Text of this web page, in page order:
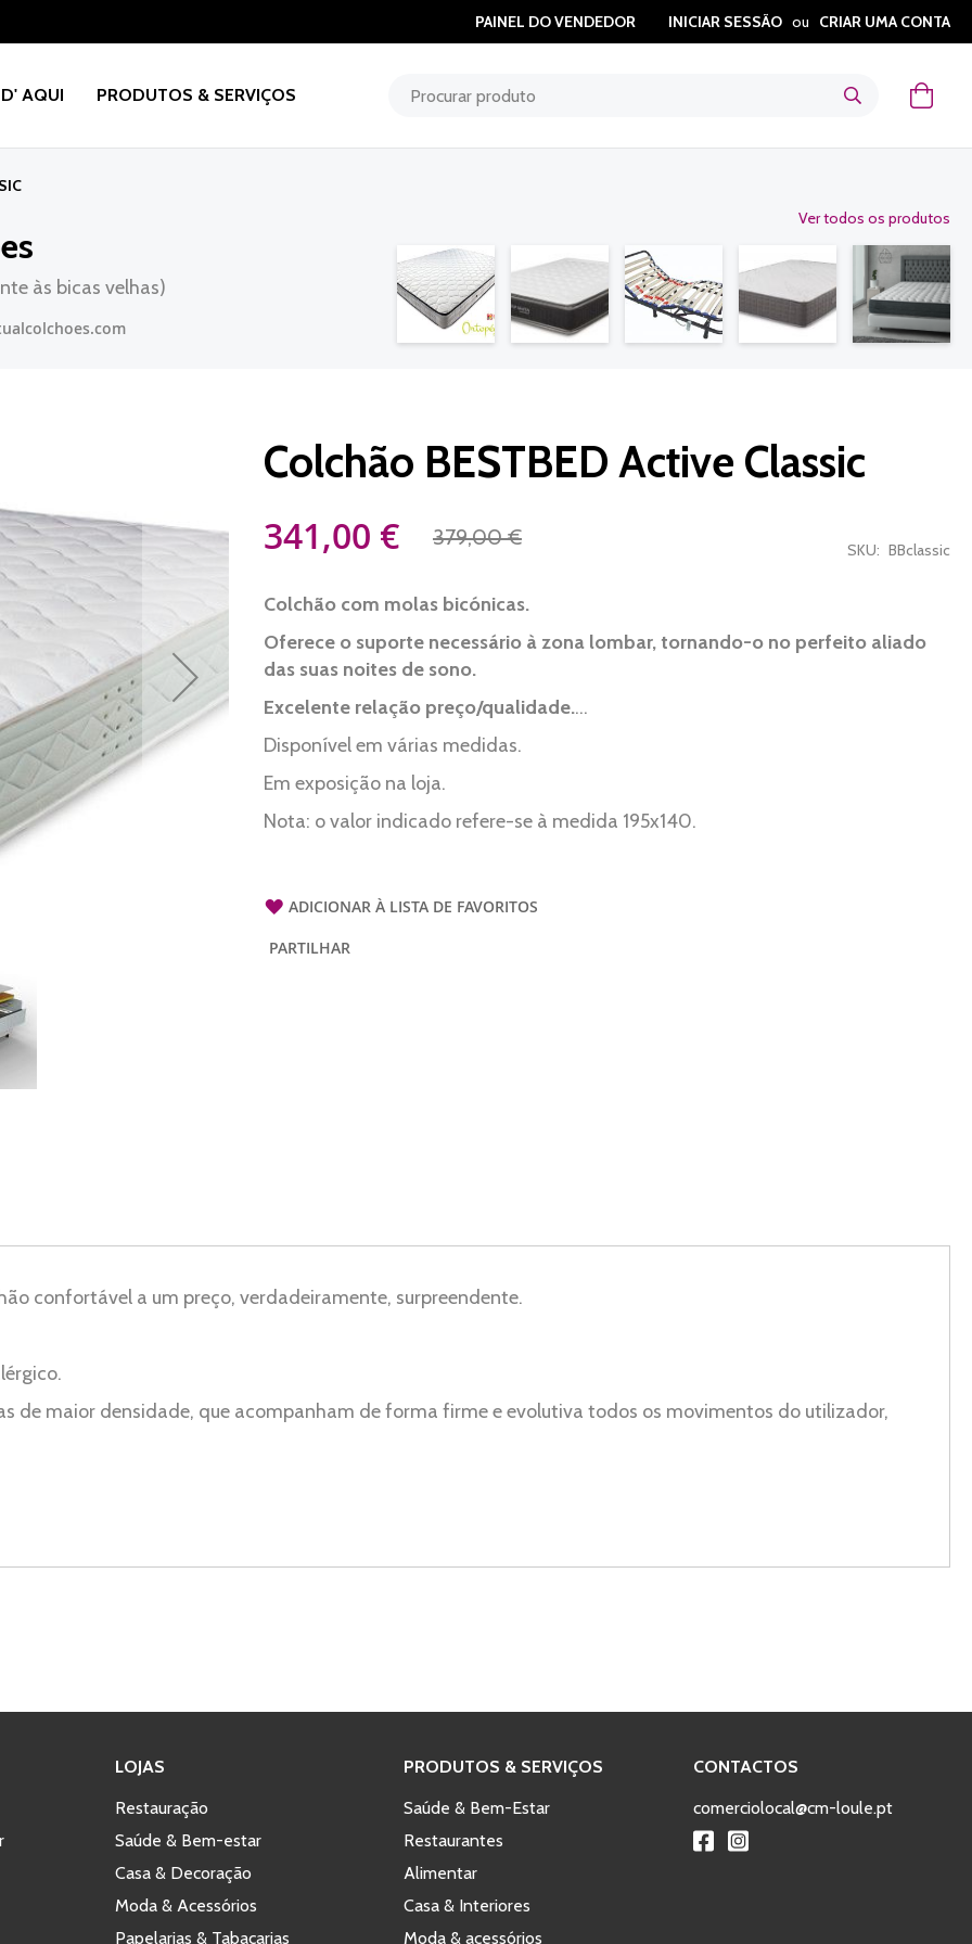
PAINEL DO VENDEDOR INICIAR SESSÃO CRIAR UMA CONTA
AQUI PRODUTOS & SERVIÇOS
às bicas velhas)
Ver todos os produtos
Colchão BESTBED Active Classic
Preço
Especial
341,00 € 379,00 €
SKU BBclassic
Colchão com molas bicónicas.
Oferece o suporte necessário à zona lombar, tornando-o no perfeito aliado
das suas noites de sono.
Excelente relação preço/qualidade....
Disponível em várias medidas.
Em exposição na loja.
Nota: o valor indicado refere-se à medida 195x140.
ADICIONAR À LISTA DE FAVORITOS
PARTILHAR
confortável a um preço, verdadeiramente, surpreendente.
de maior densidade, que acompanham de forma firme e evolutiva todos os movimentos do utilizador,
LOJAS
Restauração
Saúde & Bem-estar
Casa & Decoração
Moda & Acessórios
Papelarias & Tabacarias
PRODUTOS & SERVIÇOS
Saúde & Bem-Estar
Restaurantes
Alimentar
Casa & Interiores
Moda & acessórios
CONTACTOS
comerciolocal@cm-loule.pt